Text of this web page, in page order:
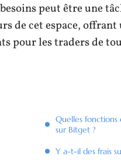
peut être une
de cet espace, offrant
pour les traders de
Quelles
sur Bitget ?
Y a-t-il des frais